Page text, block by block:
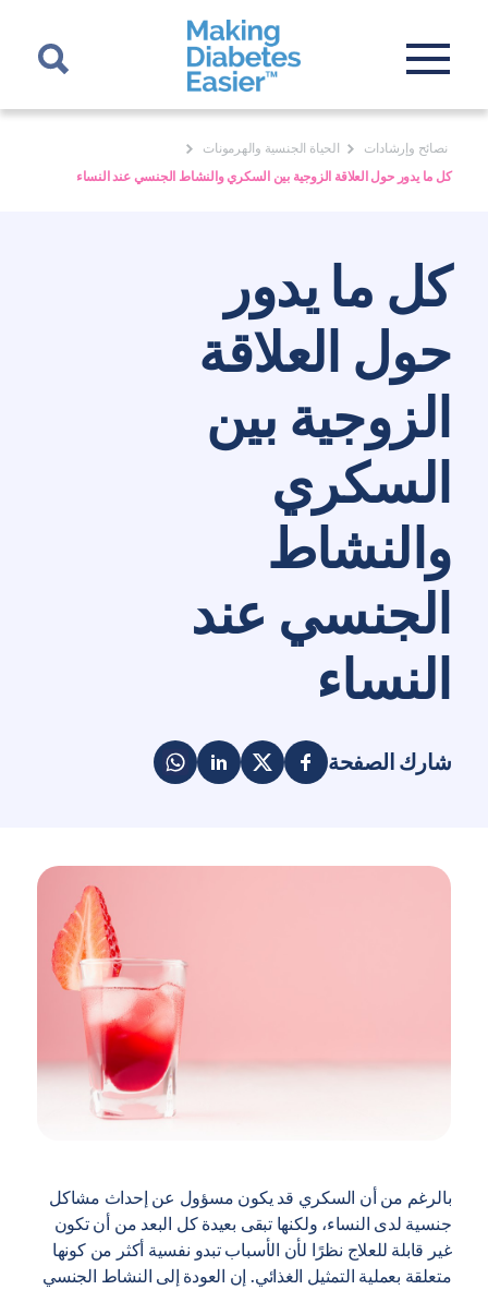
نصائح وإرشادات
الحياة الجنسية والهرمونات
كل ما يدور حول العلاقة الزوجية بين السكري والنشاط الجنسي عند النساء
كل ما يدور
حول العلاقة
الزوجية بين
السكري
والنشاط
الجنسي عند
النساء
شارك الصفحة
بالرغم من أن السكري قد يكون مسؤول عن إحداث مشاكل
جنسية لدى النساء، ولكنها تبقى بعيدة كل البعد من أن تكون
غير قابلة للعلاج نظرًا لأن الأسباب تبدو نفسية أكثر من كونها
متعلقة بعملية التمثيل الغذائي. إن العودة إلى النشاط الجنسي